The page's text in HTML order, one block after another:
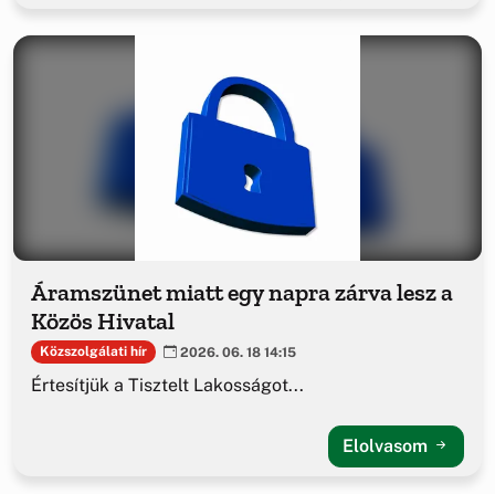
Áramszünet miatt egy napra zárva lesz a
Közös Hivatal
Közszolgálati hír 2026. 06. 18 14:15
Értesítjük a Tisztelt Lakosságot...
Elolvasom